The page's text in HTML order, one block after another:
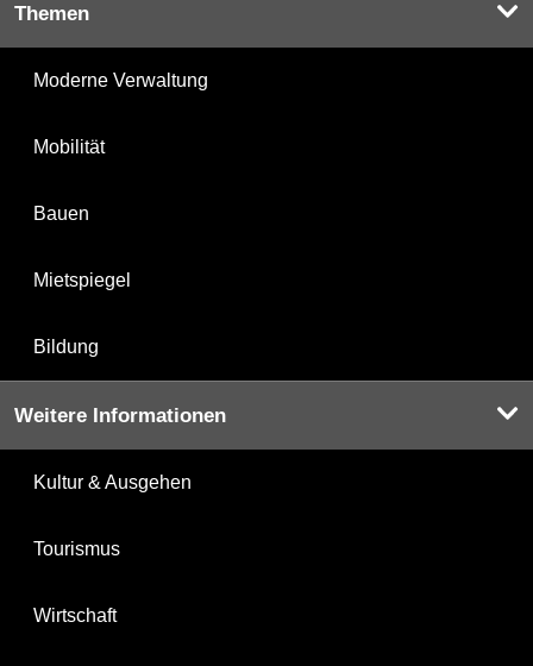
Themen
Moderne Verwaltung
Mobilität
Bauen
Mietspiegel
Bildung
Weitere Informationen
Kultur & Ausgehen
Tourismus
Wirtschaft